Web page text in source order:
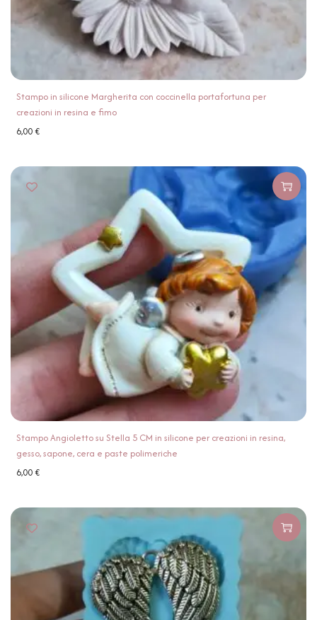
Stampo in silicone Margherita con coccinella portafortuna per
creazioni in resina e fimo
6,00€
Stampo Angioletto su Stella 5 CM in silicone per creazioni in resina,
gesso, sapone, cera e paste polimeriche
6,00€